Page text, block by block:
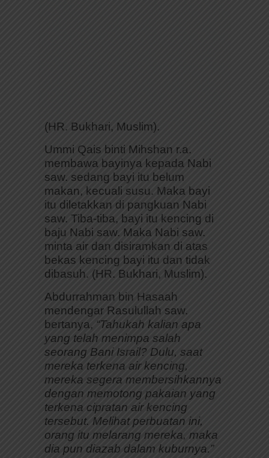
(HR. Bukhari, Muslim).
Ummi Qais binti Mihshan r.a.
membawa bayinya kepada Nabi
saw. sedang bayi itu belum
makan, kecuali susu. Maka bayi
itu diletakkan di pangkuan Nabi
saw. Tiba-tiba, bayi itu kencing di
baju Nabi saw. Maka Nabi saw.
minta air dan disiramkan di atas
bekas kencing bayi itu dan tidak
dibasuh. (HR. Bukhari, Muslim).
Abdurrahman bin Hasaah
mendengar Rasulullah saw.
bertanya, “Tahukah kalian apa
yang telah menimpa salah
seorang Bani Israil? Dulu, saat
mereka terkena air kencing,
mereka segera membersihkannya
dengan memotong pakaian yang
terkena cipratan air kencing
tersebut. Melihat perbuatan ini,
orang itu melarang mereka, maka
dia pun diazab dalam kuburnya.”